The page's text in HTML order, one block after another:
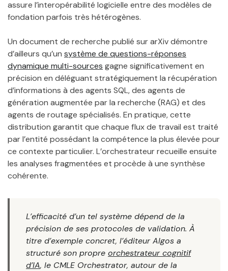
assure l’interopérabilité logicielle entre des modèles de
fondation parfois très hétérogènes.
Un document de recherche publié sur arXiv démontre
d’ailleurs qu’un système de questions-réponses
dynamique multi-sources gagne significativement en
précision en déléguant stratégiquement la récupération
d’informations à des agents SQL, des agents de
génération augmentée par la recherche (RAG) et des
agents de routage spécialisés. En pratique, cette
distribution garantit que chaque flux de travail est traité
par l’entité possédant la compétence la plus élevée pour
ce contexte particulier. L’orchestrateur recueille ensuite
les analyses fragmentées et procède à une synthèse
cohérente.
L’efficacité d’un tel système dépend de la
précision de ses protocoles de validation. À
titre d’exemple concret, l’éditeur Algos a
structuré son propre orchestrateur cognitif
d’IA, le CMLE Orchestrator, autour de la